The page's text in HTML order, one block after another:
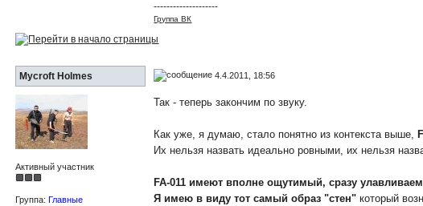
--------------------
Группа ВК
Mycroft Holmes 4.4.2011, 18:56
Активный участник
Группа:Главные
Так - теперь закончим по звуку.
Как уже, я думаю, стало понятно из контекста выше,
Их нельзя назвать идеально ровными, их нельзя
FA-011 имеют вполне ощутимый, сразу
Я имею в виду тот самый образ "стен" который